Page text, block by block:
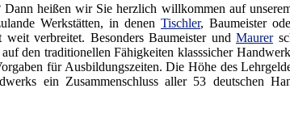
heißen wir Sie herzlich willkommen auf
Werkstätten, in denen Tischler, Baumeister
verbreitet. Besonders Baumeister und Maurer
den traditionellen Fähigkeiten klasssicher
für Ausbildungszeiten. Die Höhe des
ein Zusammenschluss aller 53 deutschen